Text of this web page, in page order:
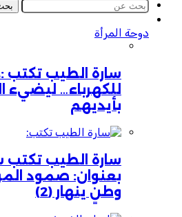
دوحة المرأة
سارة الطيب تكتب
للكهرباء… ليضيء
بأيديهم
سارة الطيب
بعنوان: صمود
وطنٍ ينهار (2)